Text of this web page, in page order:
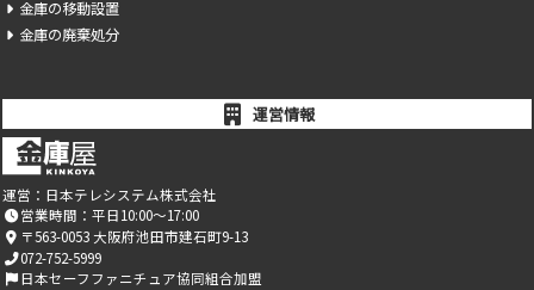
運営情報
運営： 日本テレシステム株式会社
営業時間：平日10:00～17:00
〒563-0053 大阪府池田市建石町9-13
072-752-5999
日本セーフファニチュア協同組合加盟
金庫の移動設置
金庫の廃棄処分